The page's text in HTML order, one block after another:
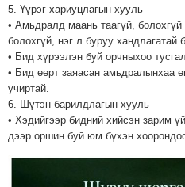
5. Үүрэг хариуцлагын хууль
• Амьдралд маань таагүй,
болохгүй, нэг л буруу хандлагатай
• Бид хүрээлэн буй орчныхоо
• Бид өөрт заяасан амьдралынхаа
учиртай.
6. Шүтэн барилдлагын хууль
• Хэдийгээр бидний хийсэн зарим
дээр оршин буй юм бүхэн